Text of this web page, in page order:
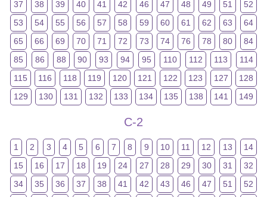
37
38 39 40 41 42 46 47 48 49 51
52
53
54 55 56 57 58 59 60 61 62 63
64
65
66 69 70 71 72 73 74 76 78 80
84
85
86 88 90 93 94 95 110 112 113
114
115
116 118 119 120 121 122 123 127
128
129
130 131 132 133 134 135 138 141 149
C-2
1 2 3 4 5 6 7 8 9 10 11 12 13
14
15
16 17 18 19 24 27 28 29 30 31
32
34
35 36 37 38 41 42 43 46 47 51
52